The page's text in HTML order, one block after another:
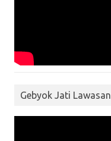
Gebyok Jati Lawasan